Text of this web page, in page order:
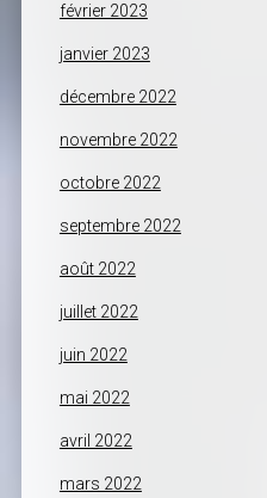
février 2023
janvier 2023
décembre 2022
novembre 2022
octobre 2022
septembre 2022
août 2022
juillet 2022
juin 2022
mai 2022
avril 2022
mars 2022